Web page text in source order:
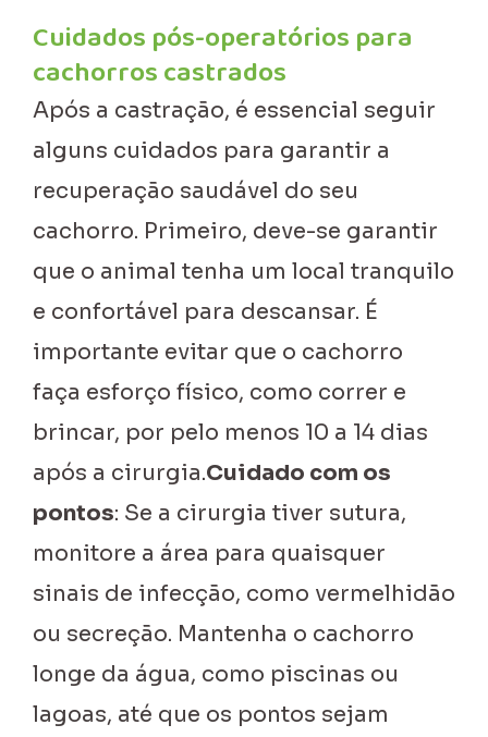
Cuidados pós-operatórios para
cachorros castrados
Após a castração, é essencial seguir
alguns cuidados para garantir a
recuperação saudável do seu
cachorro. Primeiro, deve-se garantir
que o animal tenha um local tranquilo
e confortável para descansar. É
importante evitar que o cachorro
faça esforço físico, como correr e
brincar, por pelo menos 10 a 14 dias
após a cirurgia.Cuidado com os
pontos: Se a cirurgia tiver sutura,
monitore a área para quaisquer
sinais de infecção, como vermelhidão
ou secreção. Mantenha o cachorro
longe da água, como piscinas ou
lagoas, até que os pontos sejam